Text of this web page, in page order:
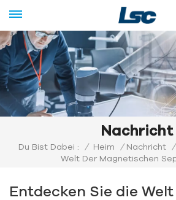
Nachricht
Du Bist Dabei : / Heim / Nachricht /
Welt Der Magnetischen
Entdecken Sie die